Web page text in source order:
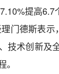
提高
门德斯表
技术创新及